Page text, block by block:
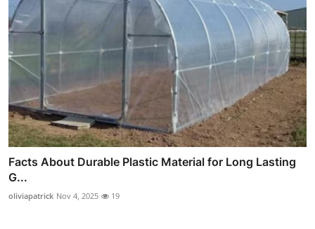
Facts About Durable Plastic Material for Long Lasting
G...
oliviapatrick Nov 4, 2025 19